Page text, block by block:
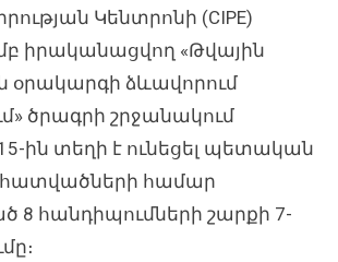
Կենտրոնի (CIPE)
իրականացվող «Թվային
օրակարգի ձևավորում
ծրագրի շրջանակում
ին տեղի է ունեցել պետական
համար
հանդիպումների շարքի 7-